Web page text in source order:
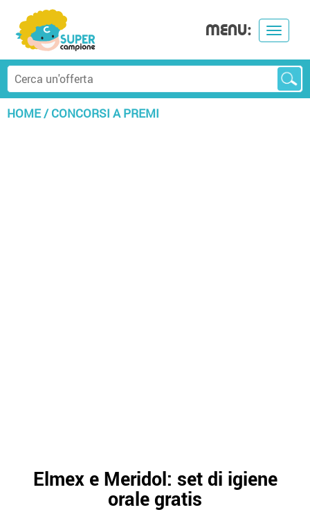
Toggle
MENU:
HOME/CONCORSI A PREMI
Elmex e Meridol: set di igiene
orale gratis